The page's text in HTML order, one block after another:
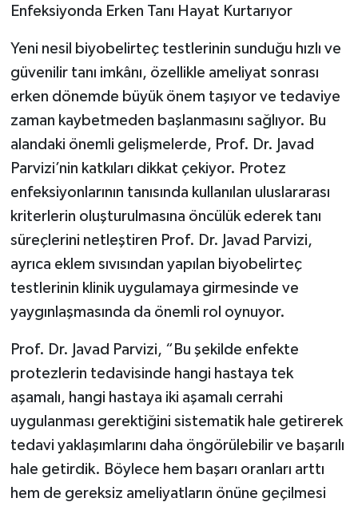
Enfeksiyonda Erken Tanı Hayat Kurtarıyor
Yeni nesil biyobelirteç testlerinin sunduğu hızlı ve
güvenilir tanı imkânı, özellikle ameliyat sonrası
erken dönemde büyük önem taşıyor ve tedaviye
zaman kaybetmeden başlanmasını sağlıyor. Bu
alandaki önemli gelişmelerde, Prof. Dr. Javad
Parvizi’nin katkıları dikkat çekiyor. Protez
enfeksiyonlarının tanısında kullanılan uluslararası
kriterlerin oluşturulmasına öncülük ederek tanı
süreçlerini netleştiren Prof. Dr. Javad Parvizi,
ayrıca eklem sıvısından yapılan biyobelirteç
testlerinin klinik uygulamaya girmesinde ve
yaygınlaşmasında da önemli rol oynuyor.
Prof. Dr. Javad Parvizi, “Bu şekilde enfekte
protezlerin tedavisinde hangi hastaya tek
aşamalı, hangi hastaya iki aşamalı cerrahi
uygulanması gerektiğini sistematik hale getirerek
tedavi yaklaşımlarını daha öngörülebilir ve başarılı
hale getirdik. Böylece hem başarı oranları arttı
hem de gereksiz ameliyatların önüne geçilmesi